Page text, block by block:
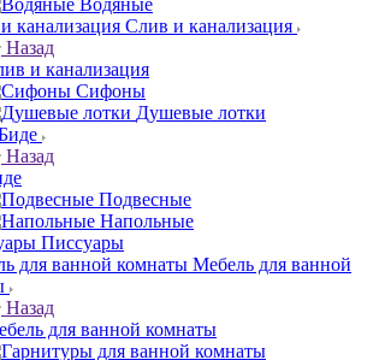
Водяные
Слив и канализация
Назад
и канализация
Сифоны
Душевые лотки
Назад
Подвесные
Напольные
Писсуары
Мебель для ванной
Назад
для ванной комнаты